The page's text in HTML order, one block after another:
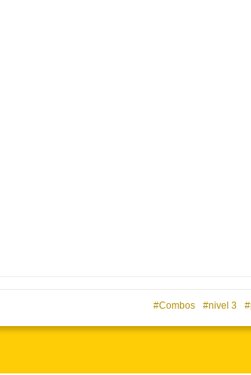
Combos nivel 3